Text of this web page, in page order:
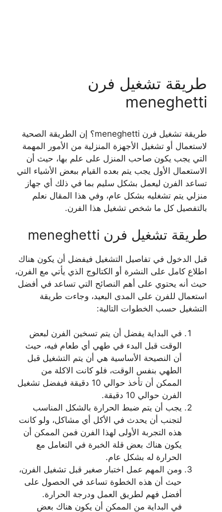
طريقة تشغيل فرن
meneghetti
طريقة تشغيل فرن meneghetti؟ إن الطريقة الصحية
لاستعمال أو تشغيل الأجهزة المنزلية من الأمور المهمة
التي يجب يكون صاحب المنزل على علم بها، حيث أن
الاستعمال الأول يجب يتم بعده القيام ببعض الأشياء التي
تساعد الفرن ليعمل بشكل سليم بما في ذلك أي جهاز
منزلي يتم تشغليه بشكل عام، وفي هذا المقال نعلم
بالتفصيل كل ما شخص تشغيل هذا الفرن.
طريقة تشغيل فرن meneghetti
قبل الدخول في تفاصيل التشغيل فيفضل أن يكون هناك
اطلاع كامل على النشرة أو الكتالوج الذي يأتي مع الفرن،
حيث أنه يحتوي على أهم النصائح التي تساعد في أفضل
استعمال للفرن على المدى البعيد، وجاءت طريقة
التشغيل حسب الخطوات التالية:
في البداية يفضل أن يتم تسخين الفرن لبعض
الوقت قبل البدء في طهي أي طعام فيه، حيث
أن النصيحة الأساسية هي أن يتم التشغيل قبل
الطهي بنفس الوقت، فلو كانت الاكلة من
الممكن أن تأخذ حوالي 10 دقيقة فيفضل تشغيل
الفرن حوالي 10 دقيقة.
يجب أن يتم ضبط الحرارة بالشكل المناسب
لتجنب أن يحدث في الأكل أي مشاكل، ولو كانت
هذه التجربة الأولى لهذا الفرن فمن الممكن أن
يكون هناك بعض قلة الخبرة في التعامل مع
الحرارة له بشكل عام.
ومن المهم عمل اختبار صغير قبل تشغيل الفرن،
حيث أن هذه الخطوة تساعد في الحصول على
أفضل فهم لطريق العمل ودرجة الحرارة.
في البداية من الممكن أن يكون هناك بعض